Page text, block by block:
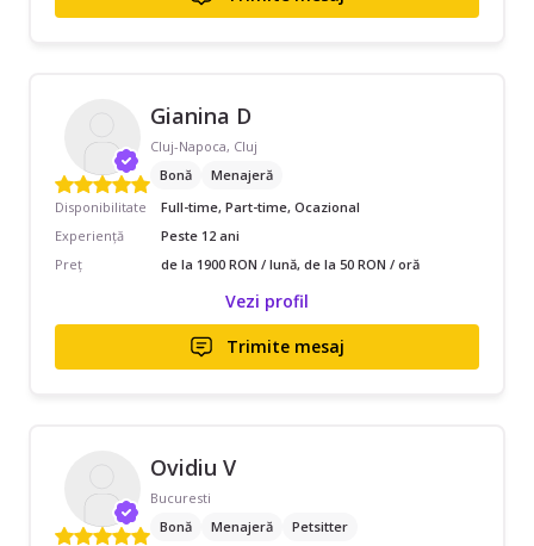
Gianina D
Cluj-Napoca, Cluj
Bonă
Menajeră
Disponibilitate
Full-time, Part-time, Ocazional
Experiență
Peste 12 ani
Preț
de la 1900 RON / lună, de la 50 RON / oră
Vezi profil
Trimite mesaj
Ovidiu V
Bucuresti
Bonă
Menajeră Petsitter